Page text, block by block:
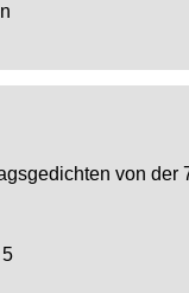
von der